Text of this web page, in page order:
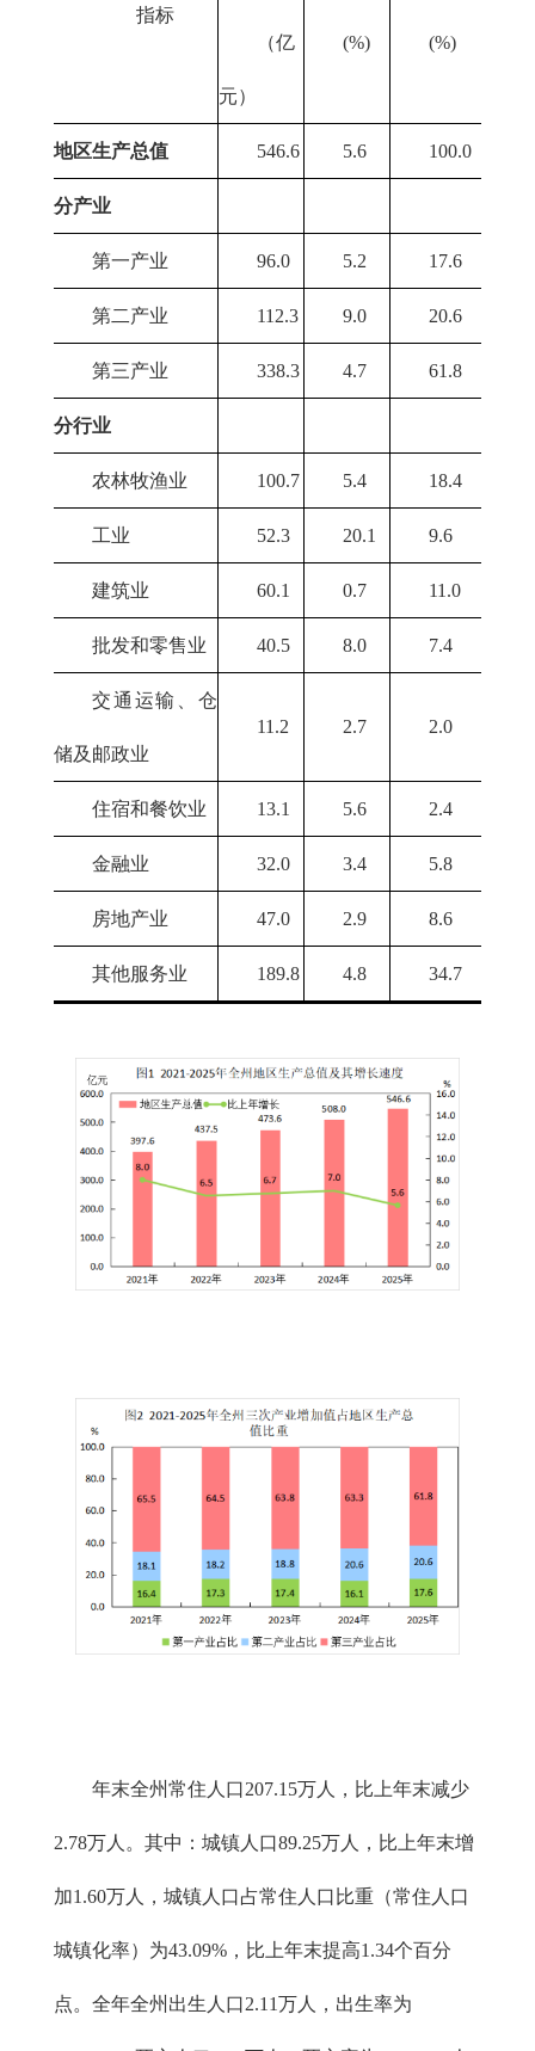
指标
（亿
元）
(%) (%)
地区生产总值 546.6 5.6 100.0
分产业
第一产业 96.0 5.2 17.6
第二产业 112.3 9.0 20.6
第三产业 338.3 4.7 61.8
分行业
农林牧渔业 100.7 5.4 18.4
工业 52.3 20.1 9.6
建筑业 60.1 0.7 11.0
批发和零售业 40.5 8.0 7.4
交通运输、仓
储及邮政业
11.2 2.7 2.0
住宿和餐饮业 13.1 5.6 2.4
金融业 32.0 3.4 5.8
房地产业 47.0 2.9 8.6
其他服务业 189.8 4.8 34.7
年末全州常住人口207.15万人，比上年末减少
2.78万人。其中：城镇人口89.25万人，比上年末增
加1.60万人，城镇人口占常住人口比重（常住人口
城镇化率）为43.09%，比上年末提高1.34个百分
点。全年全州出生人口2.11万人，出生率为